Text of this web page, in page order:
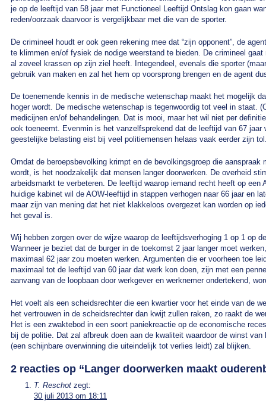
je op de leeftijd van 58 jaar met Functioneel Leeftijd Ontslag kon gaan
reden/oorzaak daarvoor is vergelijkbaar met die van de sporter.
De crimineel houdt er ook geen rekening mee dat “zijn opponent”, de
te klimmen en/of fysiek de nodige weerstand te bieden. De crimineel
al zoveel krassen op zijn ziel heeft. Integendeel, evenals die sporter
gebruik van maken en zal het hem op voorsprong brengen en de agent
De toenemende kennis in de medische wetenschap maakt het mogelijk
hoger wordt. De medische wetenschap is tegenwoordig tot veel in staat.
medicijnen en/of behandelingen. Dat is mooi, maar het wil niet per
ook toeneemt. Evenmin is het vanzelfsprekend dat de leeftijd van 67
geestelijke belasting eist bij veel politiemensen helaas vaak eerder zijn
Omdat de beroepsbevolking krimpt en de bevolkingsgroep die
wordt, is het noodzakelijk dat mensen langer doorwerken. De overheid
arbeidsmarkt te verbeteren. De leeftijd waarop iemand recht heeft op een
huidige kabinet wil de AOW-leeftijd in stappen verhogen naar 66 jaar en
maar zijn van mening dat het niet klakkeloos overgezet kan worden op
het geval is.
Wij hebben zorgen over de wijze waarop de leeftijdsverhoging 1 op 1 op
Wanneer je beziet dat de burger in de toekomst 2 jaar langer moet
maximaal 62 jaar zou moeten werken. Argumenten die er voorheen toe
maximaal tot de leeftijd van 60 jaar dat werk kon doen, zijn met een
aanvang van de loopbaan door werkgever en werknemer ondertekend,
Het voelt als een scheidsrechter die een kwartier voor het einde van de
het vertrouwen in de scheidsrechter dan kwijt zullen raken, zo raakt de
Het is een zwaktebod in een soort paniekreactie op de economische
bij de politie. Dat zal afbreuk doen aan de kwaliteit waardoor de winst
(een schijnbare overwinning die uiteindelijk tot verlies leidt) zal blijken.
2 reacties op “Langer doorwerken maakt
T. Reschot zegt:
30 juli 2013 om 18:11